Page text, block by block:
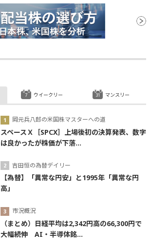
ビットコイン
岡元兵八郎の米国株マスターへの道
スペースＸ［SPCX］上場後初の決算発表、数字
は良かったが株価が下落...
吉田恒の為替デイリー
【為替】「異常な円安」と1995年「異常な円
高」
市況概況
（まとめ）日経平均は2,342円高の66,300円で
大幅続伸 AI・半導体銘...
ウイークリー マンスリー